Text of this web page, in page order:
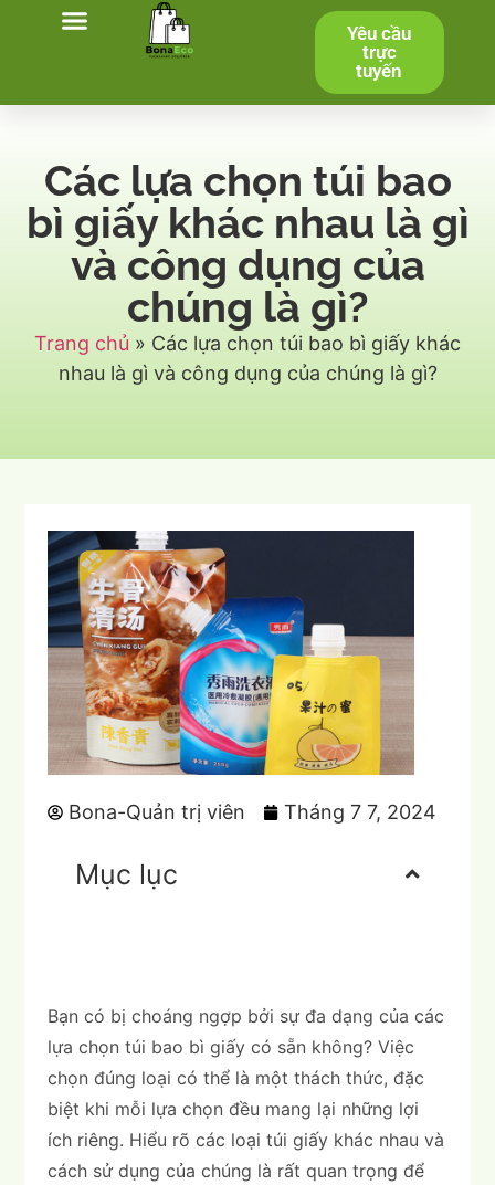
Yêu cầu
trực
tuyến
Các lựa chọn túi bao
bì giấy khác nhau là gì
và công dụng của
chúng là gì?
Trang chủ » Các lựa chọn túi bao bì giấy khác
nhau là gì và công dụng của chúng là gì?
Bona-Quản trị viên Tháng 7 7, 2024
Mục lục
Bạn có bị choáng ngợp bởi sự đa dạng của các
lựa chọn túi bao bì giấy có sẵn không? Việc
chọn đúng loại có thể là một thách thức, đặc
biệt khi mỗi lựa chọn đều mang lại những lợi
ích riêng. Hiểu rõ các loại túi giấy khác nhau và
cách sử dụng của chúng là rất quan trọng để